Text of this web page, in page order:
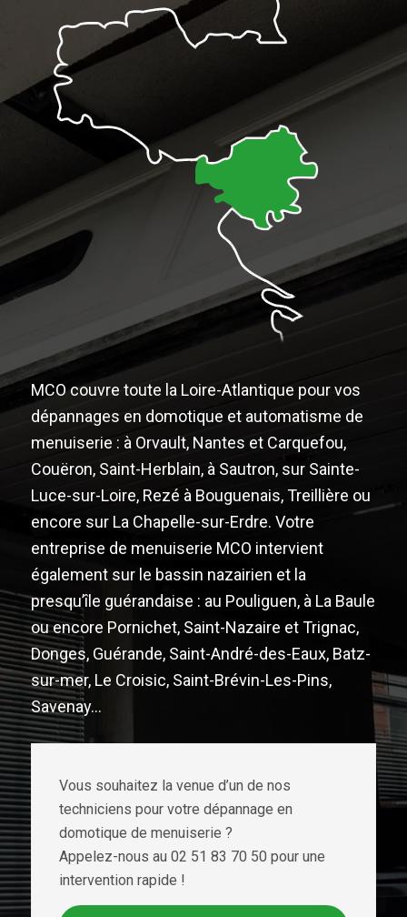
MCO couvre toute la Loire-Atlantique pour vos
dépannages en domotique et automatisme de
menuiserie : à Orvault, Nantes et Carquefou,
Couëron, Saint-Herblain, à Sautron, sur Sainte-
Luce-sur-Loire, Rezé à Bouguenais, Treillière ou
encore sur La Chapelle-sur-Erdre. Votre
entreprise de menuiserie MCO intervient
également sur le bassin nazairien et la
presqu’île guérandaise : au Pouliguen, à La Baule
ou encore Pornichet, Saint-Nazaire et Trignac,
Donges, Guérande, Saint-André-des-Eaux, Batz-
sur-mer, Le Croisic, Saint-Brévin-Les-Pins,
Savenay…
Vous souhaitez la venue d’un de nos
techniciens pour votre dépannage en
domotique de menuiserie ?
Appelez-nous au 02 51 83 70 50 pour une
intervention rapide !